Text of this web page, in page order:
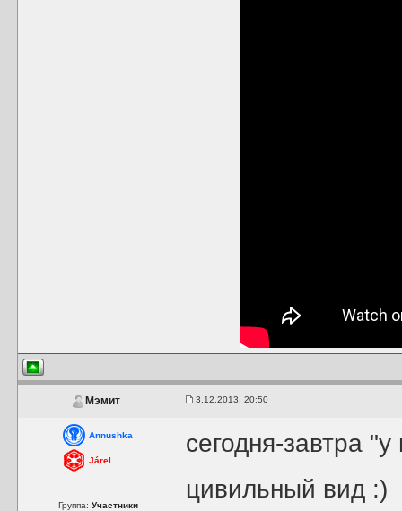
Мэмит 3.12.2013, 20:50
Annushka
Járel
Группа: Участники
сегодня-завтра
цивильный вид :)